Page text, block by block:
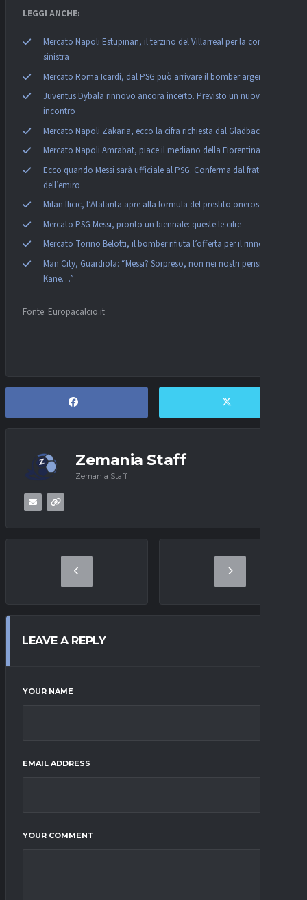
LEGGI ANCHE:
Mercato Napoli Estupinan, il terzino del Villarreal per la corsia
sinistra
Mercato Roma Icardi, dal PSG può arrivare il bomber argentino
Juventus Dybala rinnovo ancora incerto. Previsto un nuovo
incontro
Mercato Napoli Zakaria, ecco la cifra richiesta dal Gladbach
Mercato Napoli Amrabat, piace il mediano della Fiorentina
Ecco quando Messi sarà ufficiale al PSG. Conferma dal fratello
dell’emiro
Milan Ilicic, l’Atalanta apre alla formula del prestito oneroso
Mercato PSG Messi, pronto un biennale: queste le cifre
Mercato Torino Belotti, il bomber rifiuta l’offerta per il rinnovo
Man City, Guardiola: “Messi? Sorpreso, non nei nostri pensieri.
Kane…”
Fonte: Europacalcio.it
Zemania Staff
Zemania Staff
LEAVE A REPLY
YOUR NAME
EMAIL ADDRESS
YOUR COMMENT